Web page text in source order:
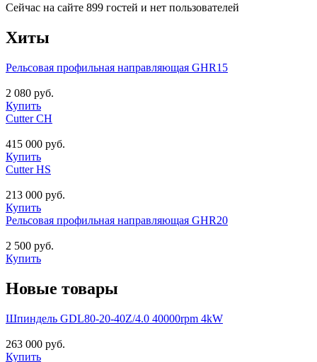
Сейчас на сайте 899 гостей и нет пользователей
Хиты
Рельсовая профильная направляющая GHR15
2 080 руб.
Купить
Cutter CH
415 000 руб.
Купить
Cutter HS
213 000 руб.
Купить
Рельсовая профильная направляющая GHR20
2 500 руб.
Купить
Новые товары
Шпиндель GDL80-20-40Z/4.0 40000rpm 4kW
263 000 руб.
Купить